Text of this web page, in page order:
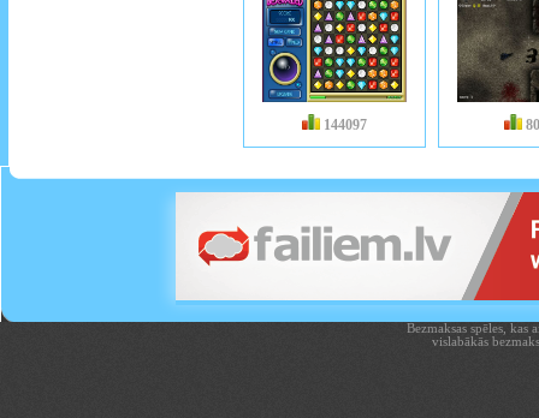
144097
Bezmaksas spēles,
vislabākās